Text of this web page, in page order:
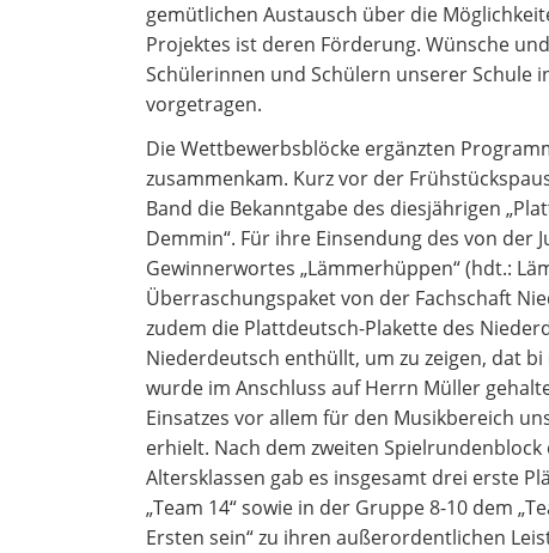
gemütlichen Austausch über die
Projektes ist deren Förderung. Wünsche
Schülerinnen und Schülern unserer Schule
vorgetragen.
Die Wettbewerbsblöcke ergänzten
zusammenkam. Kurz vor der
Band die Bekanntgabe des diesjährigen
Demmin“. Für ihre Einsendung des von der
Gewinnerwortes „Lämmerhüppen“ (hdt.:
Überraschungspaket von der Fachschaft
zudem die Plattdeutsch-Plakette des
Niederdeutsch enthüllt, um zu zeigen, dat
wurde im Anschluss auf Herrn Müller
Einsatzes vor allem für den Musikbereich
erhielt. Nach dem zweiten
Altersklassen gab es insgesamt drei erste
„Team 14“ sowie in der Gruppe 8-10 dem
Ersten sein“ zu ihren außerordentlichen